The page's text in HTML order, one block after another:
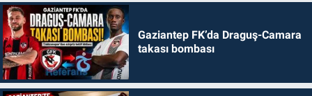
Gaziantep FK’da Draguş-Camara
takası bombası